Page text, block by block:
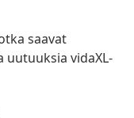
saavat
vidaXL-